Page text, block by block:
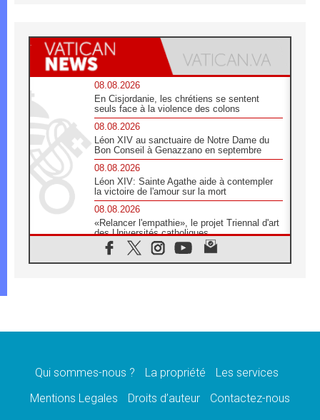
08.08.2026
En Cisjordanie, les chrétiens se sentent
seuls face à la violence des colons
08.08.2026
Léon XIV au sanctuaire de Notre Dame du
Bon Conseil à Genazzano en septembre
08.08.2026
Léon XIV: Sainte Agathe aide à contempler
la victoire de l'amour sur la mort
08.08.2026
«Relancer l'empathie», le projet Triennal d'art
des Universités catholiques
08.08.2026
Signis 2026, donner la parole aux religieuses
07.08.2026
07.08.2026
de l'Assomption et mémoire nationale
Qui sommes-nous ? La propriété
Les services
Mentions Legales
Droits d’auteur Contactez-nous